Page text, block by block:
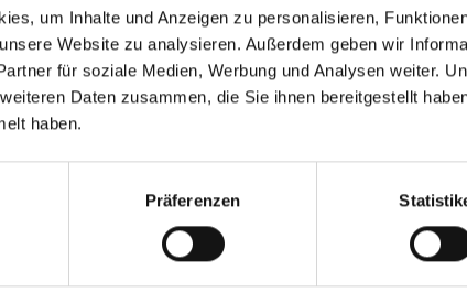
um Inhalte und Anzeigen zu personalisieren,
Website zu analysieren. Außerdem geben wir
für soziale Medien, Werbung und Analysen weiter.
Daten zusammen, die Sie ihnen bereitgestellt
haben.
Präferenzen
Wandel – genau das spiegelt die aktuelle
der laufende
Fortschritte auf dem Campus: